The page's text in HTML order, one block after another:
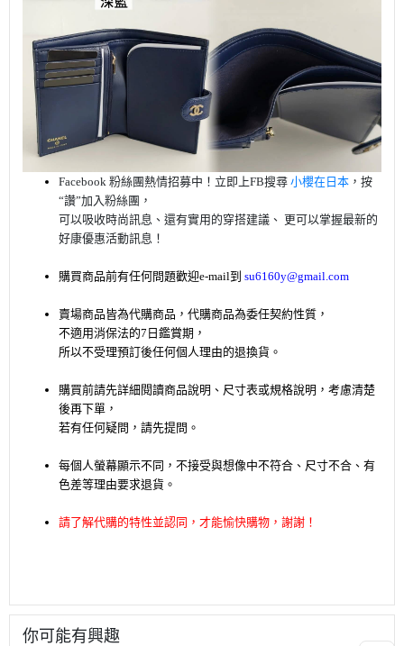
Facebook 粉絲團熱情招募中！ 立即上FB搜尋 小櫻在日本 ，按
“讚”加入粉絲團，
可以吸收時尚訊息、還有實用的穿搭建議、 更可以掌握最新的
好康優惠活動訊息！
購買商品前有任何問題歡迎e-mail到 su6160y@gmail.com
賣場商品皆為代購商品，代購商品為委任契約性質，
不適用消保法的7日鑑賞期，
所以不受理預訂後任何個人理由的退換貨。
購買前請先詳細閱讀商品說明、尺寸表或規格說明，考慮清楚
後再下單 ，
若有任何疑問，請先提問。
每個人螢幕顯示不同，不接受與想像中不符合、尺寸不合、有
色差等理由要求退貨。
請了解代購的特性並認同，才能愉快購物，謝謝！
你可能有興趣